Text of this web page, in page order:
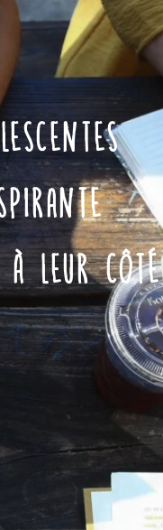
à leur côté